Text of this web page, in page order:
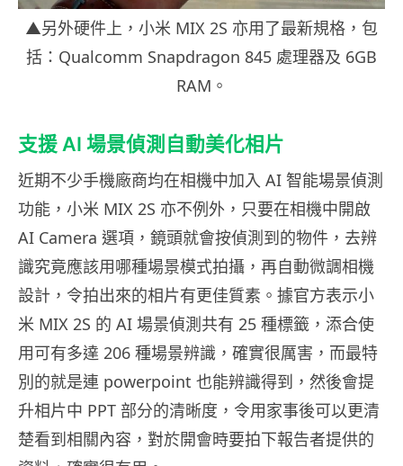
▲另外硬件上，小米 MIX 2S 亦用了最新規格，包
括：Qualcomm Snapdragon 845 處理器及 6GB
RAM。
支援 AI 場景偵測自動美化相片
近期不少手機廠商均在相機中加入 AI 智能場景偵測
功能，小米 MIX 2S 亦不例外，只要在相機中開啟
AI Camera 選項，鏡頭就會按偵測到的物件，去辨
識究竟應該用哪種場景模式拍攝，再自動微調相機
設計，令拍出來的相片有更佳質素。據官方表示小
米 MIX 2S 的 AI 場景偵測共有 25 種標籤，添合使
用可有多達 206 種場景辨識，確實很厲害，而最特
別的就是連 powerpoint 也能辨識得到，然後會提
升相片中 PPT 部分的清晰度，令用家事後可以更清
楚看到相關內容，對於開會時要拍下報告者提供的